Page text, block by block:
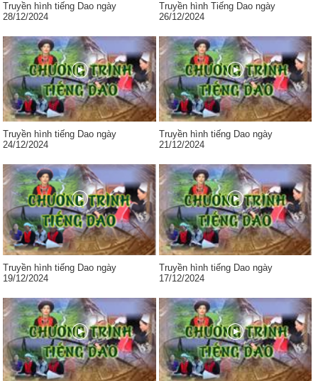
Truyền hình tiếng Dao ngày
28/12/2024
Truyền hình Tiếng Dao ngày
26/12/2024
Truyền hình tiếng Dao ngày
24/12/2024
Truyền hình tiếng Dao ngày
21/12/2024
Truyền hình tiếng Dao ngày
19/12/2024
Truyền hình tiếng Dao ngày
17/12/2024